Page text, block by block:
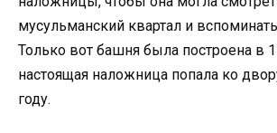
мусульманский квартал и
Только вот башня была построена в
настоящая наложница попала ко
году.